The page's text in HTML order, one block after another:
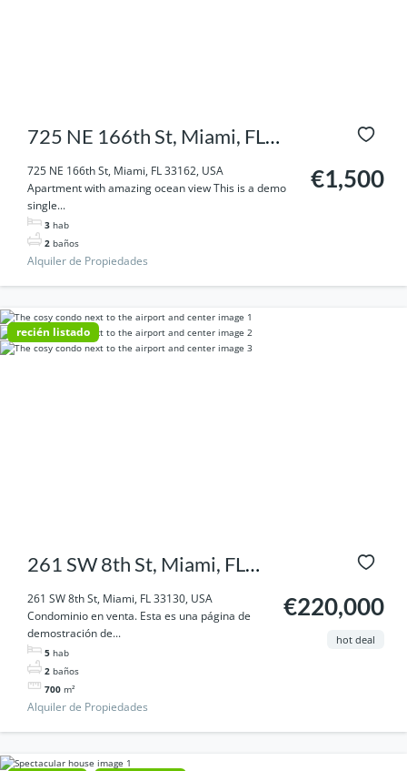
725 NE 166th St, Miami, FL
33162, USA
725 NE 166th St, Miami, FL 33162, USA
Apartment with amazing ocean view This is a demo
single...
3 hab
2 baños
€1,500
Alquiler de Propiedades
recién listado
261 SW 8th St, Miami, FL
33130, USA
261 SW 8th St, Miami, FL 33130, USA
Condominio en venta. Esta es una página de
demostración de...
5 hab
2 baños
700 m²
€220,000
hot deal
Alquiler de Propiedades